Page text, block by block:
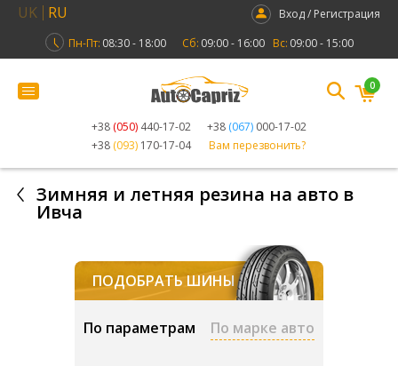
UK RU
Вход / Регистрация
Пн-Пт: 08:30 - 18:00 Сб: 09:00 - 16:00 Вс: 09:00 - 15:00
+38 (050) 440-17-02 +38 (067) 000-17-02
+38 (093) 170-17-04 Вам перезвонить?
0
Зимняя и летняя резина на авто в
Ивча
ПОДОБРАТЬ ШИНЫ
По параметрам По марке авто